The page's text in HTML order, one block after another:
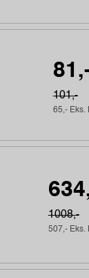
101,-
65,- Eks.
1008,-
507,- Eks.